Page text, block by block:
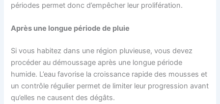
périodes permet donc d’empêcher leur prolifération.
Après une longue période de pluie
Si vous habitez dans une région pluvieuse, vous devez
procéder au démoussage après une longue période
humide. L’eau favorise la croissance rapide des mousses et
un contrôle régulier permet de limiter leur progression avant
qu’elles ne causent des dégâts.